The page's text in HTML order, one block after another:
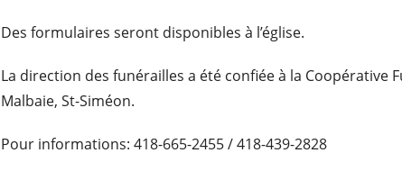
Des formulaires seront disponibles à l’église.
La direction des funérailles a été confiée à la Coopérative
Malbaie, St-Siméon.
Pour informations: 418-665-2455 / 418-439-2828